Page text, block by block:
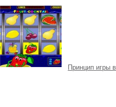
Принцип игры